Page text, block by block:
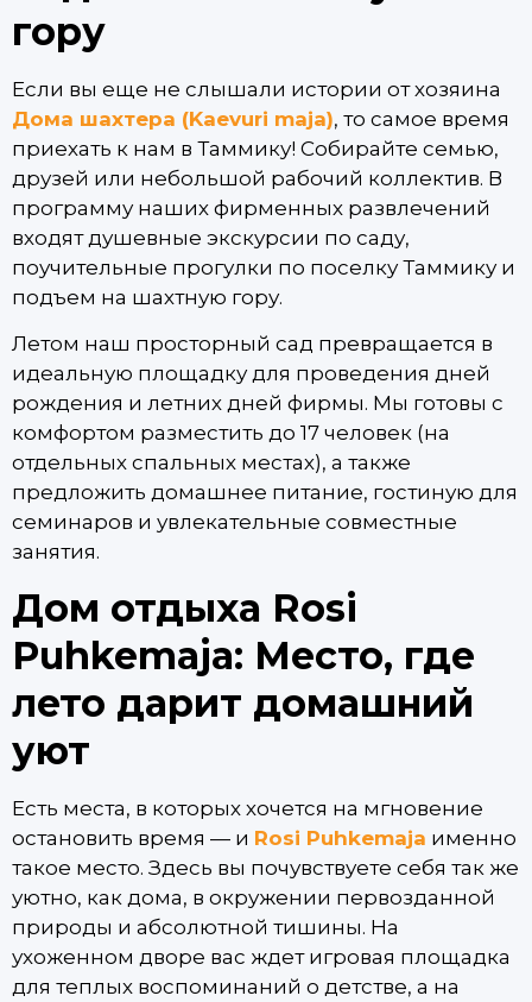
гору
Если вы еще не слышали истории от хозяина
Дома шахтера (Kaevuri maja), то самое время
приехать к нам в Таммику! Собирайте семью,
друзей или небольшой рабочий коллектив. В
программу наших фирменных развлечений
входят душевные экскурсии по саду,
поучительные прогулки по поселку Таммику и
подъем на шахтную гору.
Летом наш просторный сад превращается в
идеальную площадку для проведения дней
рождения и летних дней фирмы. Мы готовы с
комфортом разместить до 17 человек (на
отдельных спальных местах), а также
предложить домашнее питание, гостиную для
семинаров и увлекательные совместные
занятия.
Дом отдыха Rosi
Puhkemaja: Место, где
лето дарит домашний
уют
Есть места, в которых хочется на мгновение
остановить время — и Rosi Puhkemaja именно
такое место. Здесь вы почувствуете себя так же
уютно, как дома, в окружении первозданной
природы и абсолютной тишины. На
ухоженном дворе вас ждет игровая площадка
для теплых воспоминаний о детстве, а на